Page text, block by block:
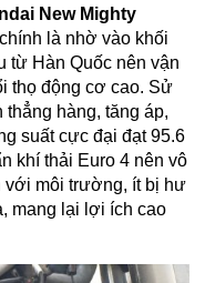
New Mighty
là nhờ vào khối
từ Hàn Quốc nên vận
thọ động cơ cao. Sử
hàng, tăng áp,
suất cực đại đạt 95.6
khí thải Euro 4 nên vô
với môi trường, ít bị hư
mang lại lợi ích cao